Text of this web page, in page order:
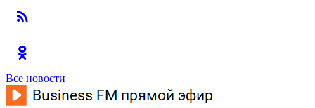
Все новости